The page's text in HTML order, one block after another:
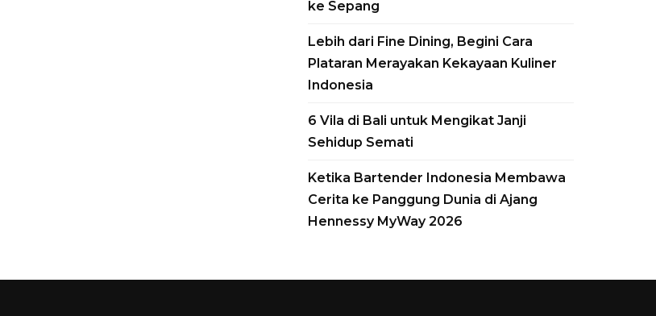
ke Sepang
Lebih dari Fine Dining, Begini Cara
Plataran Merayakan Kekayaan Kuliner
Indonesia
6 Vila di Bali untuk Mengikat Janji
Sehidup Semati
Ketika Bartender Indonesia Membawa
Cerita ke Panggung Dunia di Ajang
Hennessy MyWay 2026
Aman semakin dekat mewujudkan
ekspansinya ke dunia pelayaran mewah.
mengumumkan keberhasilan proses
Float Out untuk Amangati, yacht
kapal T. Mariotti,...
Read More